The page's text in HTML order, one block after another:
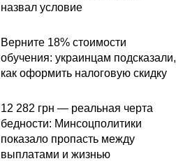
назвал условие
Верните 18% стоимости
обучения: украинцам подсказали,
как оформить налоговую скидку
12 282 грн — реальная черта
бедности: Минсоцполитики
показало пропасть между
выплатами и жизнью